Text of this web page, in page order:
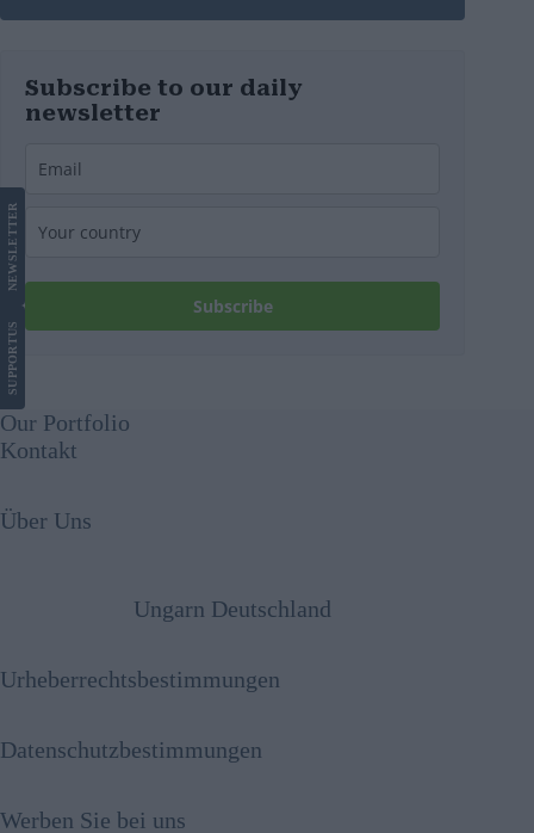
Subscribe to our daily
newsletter
Subscribe
SUPPORT
US
NEWS
LETTER
Our Portfolio
Kontakt
Über Uns
Ungarn Deutschland
Urheberrechtsbestimmungen
Datenschutzbestimmungen
Werben Sie bei uns